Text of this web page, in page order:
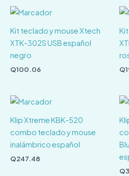
Kit teclado y mouse Xtech
XTK-302S USB español
negro
Q100.06 Q
Klip Xtreme KBK-520
combo teclado y mouse
inalámbrico español
Q247.48
Q